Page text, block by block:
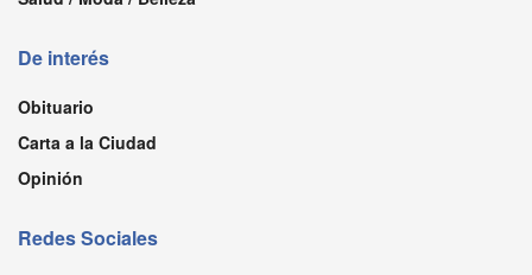
De interés
Obituario
Carta a la Ciudad
Opinión
Redes Sociales